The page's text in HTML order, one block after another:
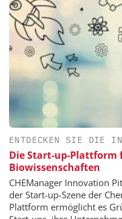
ENTDECKEN SIE DIE
Die Start-up-Plattform
Biowissenschaften
CHEManager Innovation
der Start-up-Szene der
Plattform ermöglicht es